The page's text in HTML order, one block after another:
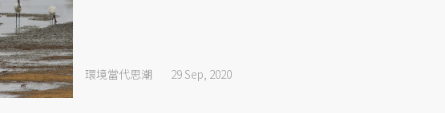
環境當代思潮 29 Sep, 2020